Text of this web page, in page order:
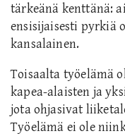
tärkeänä kenttänä:
ensisijaisesti pyrkiä
kansalainen.
Toisaalta työelämä
kapea-alaisten ja
jota ohjasivat
Työelämä ei ole